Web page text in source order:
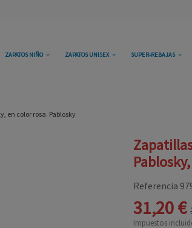
ZAPATOS NIÑO ZAPATOS UNISEX SUPER-REBAJAS
en color rosa. Pablosky
Referencia
31,20 €
Impuestos